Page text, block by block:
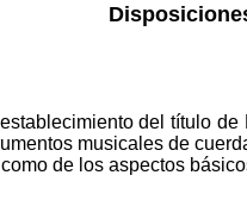
del título
musicales de
de los aspectos